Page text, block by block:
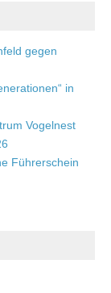
gegen
in
Vogelnest
Führerschein